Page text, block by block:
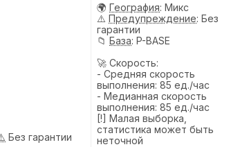
Без гарантии
🌍 География: Микс
⚠️ Предупреждениe: Без
гарантии
📁 База: P-BASE
🚀 Скорость:
- Средняя скорость
выполнения: 85 ед./час
- Медианная скорость
выполнения: 85 ед./час
[!] Малая выборка,
статистика может быть
неточной